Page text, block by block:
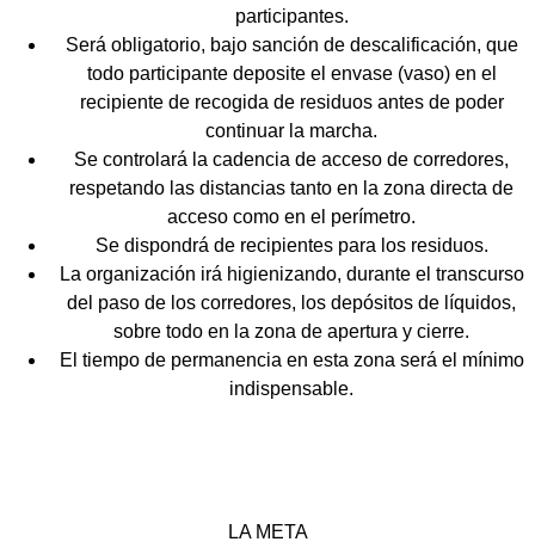
participantes.
Será obligatorio, bajo sanción de descalificación, que
todo participante deposite el envase (vaso) en el
recipiente de recogida de residuos antes de poder
continuar la marcha.
Se controlará la cadencia de acceso de corredores,
respetando las distancias tanto en la zona directa de
acceso como en el perímetro.
Se dispondrá de recipientes para los residuos.
La organización irá higienizando, durante el transcurso
del paso de los corredores, los depósitos de líquidos,
sobre todo en la zona de apertura y cierre.
El tiempo de permanencia en esta zona será el mínimo
indispensable.
LA META